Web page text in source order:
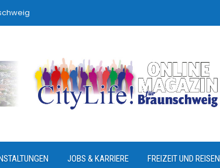
JOBS & KARRIERE FREIZEIT UND REISEN